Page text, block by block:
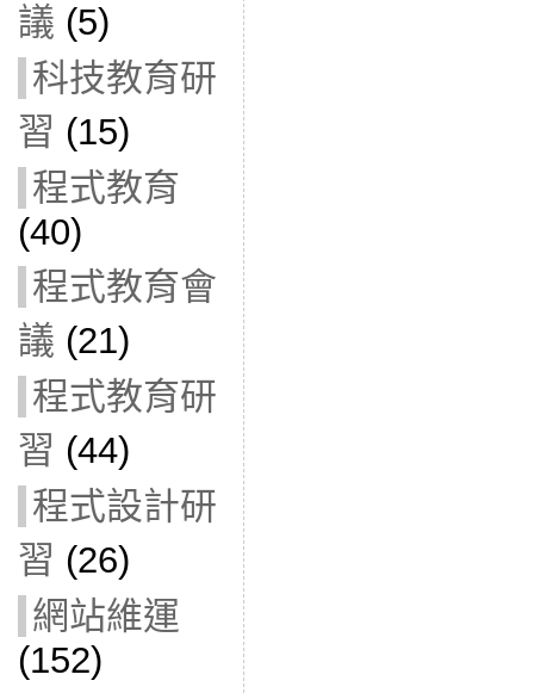
議 (5)
科技教育研
習 (15)
程式教育
(40)
程式教育會
議 (21)
程式教育研
習 (44)
程式設計研
習 (26)
網站維運
(152)